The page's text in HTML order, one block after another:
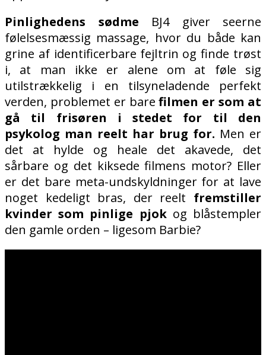
Pinlighedens sødme BJ4 giver seerne
følelsesmæssig massage, hvor du både kan
grine af identificerbare fejltrin og finde trøst
i, at man ikke er alene om at føle sig
utilstrækkelig i en tilsyneladende perfekt
verden, problemet er barefilmen er som at
gå til frisøren i stedet for til den
psykolog man reelt har brug for. Men er
det at hylde og heale det akavede, det
sårbare og det kiksede filmens motor? Eller
er det bare meta-undskyldninger for at lave
noget kedeligt bras, der reelt fremstiller
kvinder som pinlige pjokog blåstempler
den gamle orden – ligesom Barbie?